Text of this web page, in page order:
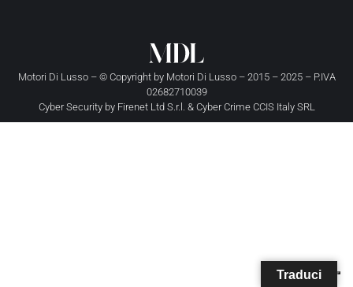
Motori Di Lusso – © Copyright by Motori Di Lusso– 2015 – 2025 – P.IVA
02682710039
Cyber Security by Firenet Ltd S.r.l. & Cyber Crime CCIS Italy SRL
Traduci